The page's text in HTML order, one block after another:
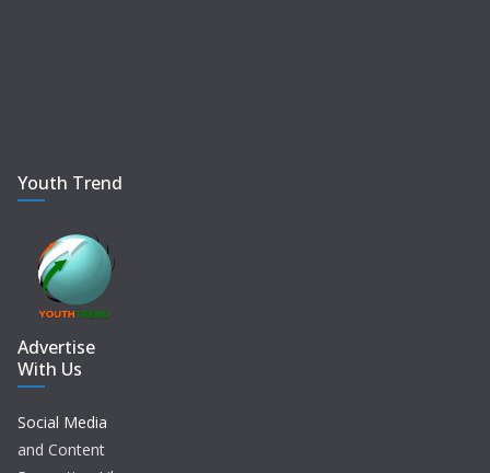
Youth Trend
Advertise
With Us
Social Media
and Content